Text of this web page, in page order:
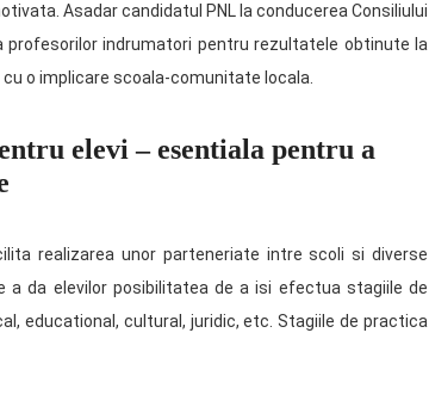
Asadar candidatul PNL la conducerea Consiliului
profesorilor indrumatori pentru rezultatele obtinute la
o implicare scoala-comunitate locala.
elevi – esentiala pentru a
realizarea unor parteneriate intre scoli si diverse
a da elevilor posibilitatea de a isi efectua stagiile de
educational, cultural, juridic, etc. Stagiile de practica